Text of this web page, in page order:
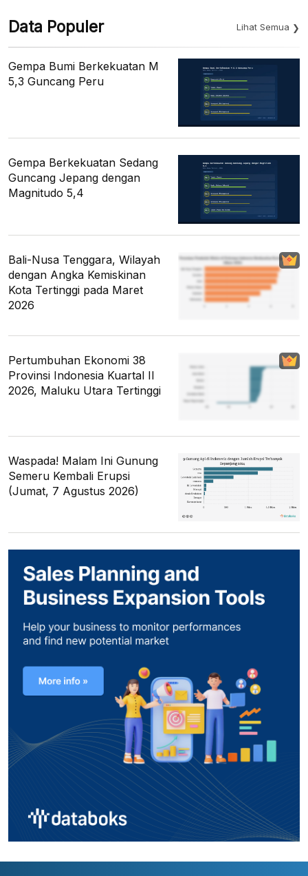
Data Populer Lihat Semua
Gempa Bumi Berkekuatan M
5,3 Guncang Peru
Gempa Berkekuatan Sedang
Guncang Jepang dengan
Magnitudo 5,4
Bali-Nusa Tenggara, Wilayah
dengan Angka Kemiskinan
Kota Tertinggi pada Maret
2026
Pertumbuhan Ekonomi 38
Provinsi Indonesia Kuartal II
2026, Maluku Utara Tertinggi
Waspada! Malam Ini Gunung
Semeru Kembali Erupsi
(Jumat, 7 Agustus 2026)